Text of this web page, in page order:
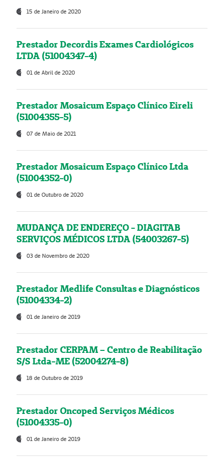
15 de Janeiro de 2020
Prestador Decordis Exames Cardiológicos
LTDA (51004347-4)
01 de Abril de 2020
Prestador Mosaicum Espaço Clínico Eireli
(51004355-5)
07 de Maio de 2021
Prestador Mosaicum Espaço Clínico Ltda
(51004352-0)
01 de Outubro de 2020
MUDANÇA DE ENDEREÇO - DIAGITAB
SERVIÇOS MÉDICOS LTDA (54003267-5)
03 de Novembro de 2020
Prestador Medlife Consultas e Diagnósticos
(51004334-2)
01 de Janeiro de 2019
Prestador CERPAM – Centro de Reabilitação
S/S Ltda-ME (52004274-8)
18 de Outubro de 2019
Prestador Oncoped Serviços Médicos
(51004335-0)
01 de Janeiro de 2019